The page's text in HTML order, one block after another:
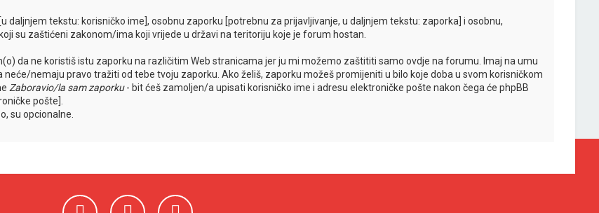
daljnjem tekstu: korisničko ime], osobnu zaporku [potrebnu za prijavljivanje, u daljnjem tekstu: zaporka] i osobnu,
su zaštićeni zakonom/ima koji vrijede u državi na teritoriju koje je forum hostan.
da ne koristiš istu zaporku na različitim Web stranicama jer ju mi možemo zaštititi samo ovdje na forumu. Imaj na umu
nemaju pravo tražiti od tebe tvoju zaporku. Ako želiš, zaporku možeš promijeniti u bilo koje doba u svom korisničkom
Zaboravio/la sam zaporku- bit ćeš zamoljen/a upisati korisničko ime i adresu elektroničke pošte nakon čega će phpBB
pošte].
su opcionalne.